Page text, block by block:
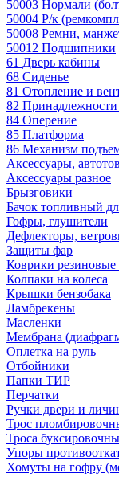
50003 Нормали
50004 Р/к
50008 Ремни,
50012 Подшипники
61 Дверь кабины
68 Сиденье
81 Отопление и
82
84 Оперение
85 Платформа
86 Механизм
Аксессуары,
Аксессуары разное
Брызговики
Бачок топливный
Гофры, глушители
Дефлекторы,
Защиты фар
Коврики резиновые
Колпаки на колеса
Крышки бензобака
Ламбрекены
Масленки
Мембрана
Оплетка на руль
Отбойники
Папки ТИР
Перчатки
Ручки двери и
Трос
Троса
Упоры
Хомуты на гофру